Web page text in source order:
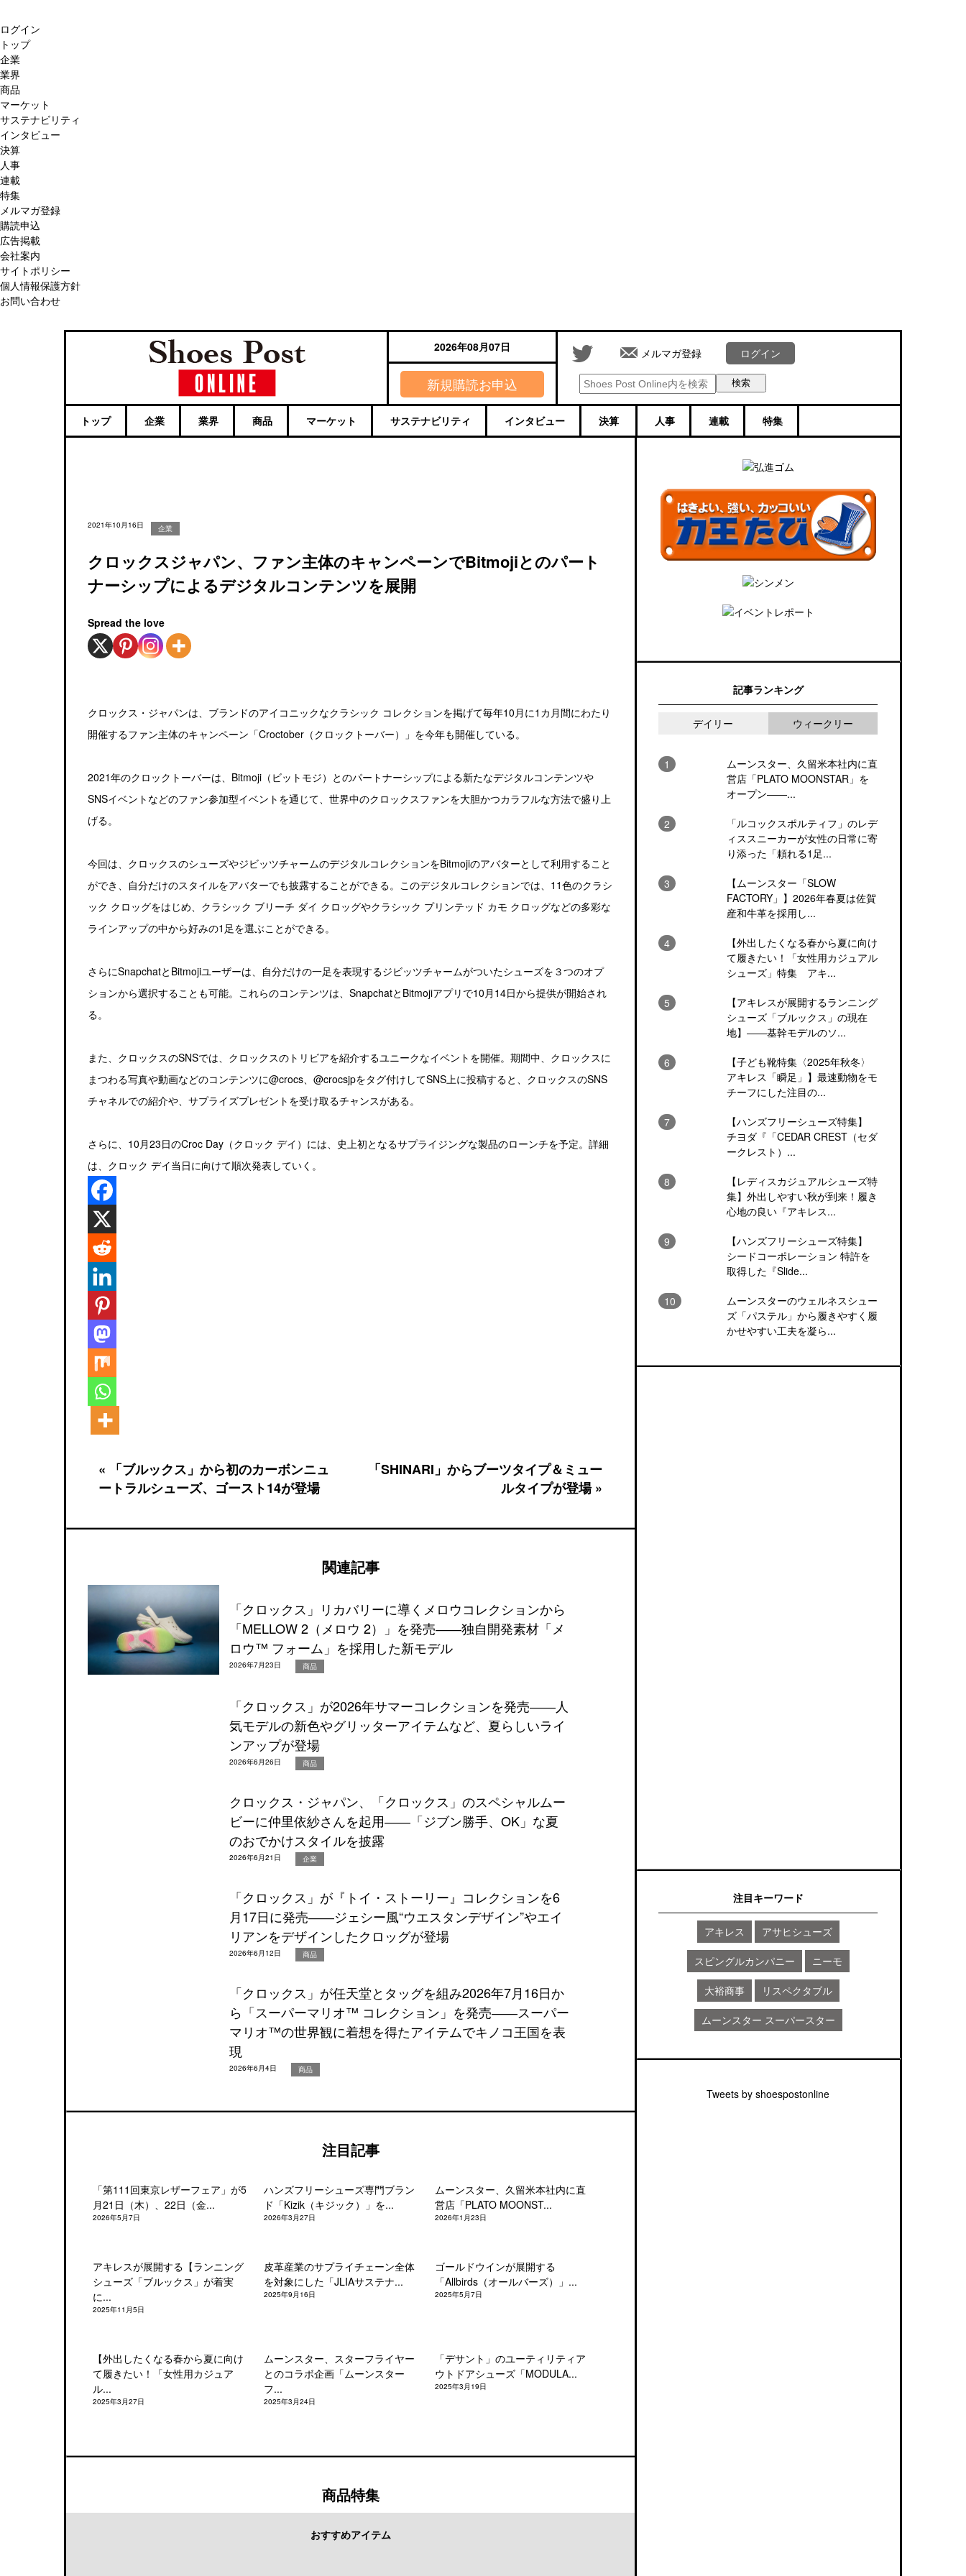
ログイン
トップ
企業
業界
商品
マーケット
サステナビリティ
インタビュー
決算
人事
連載
特集
メルマガ登録
購読申込
広告掲載
会社案内
サイトポリシー
個人情報保護方針
お問い合わせ
2026年08月07日
新規購読お申込
メルマガ登録 ログイン
トップ 企業 業界 商品 マーケット サステナビリティ インタビュー 決算 人事 連載 特集
2021年10月16日 企業
クロックスジャパン、ファン主体のキャンペーンでBitmojiとのパート
ナーシップによるデジタルコンテンツを展開
Spread the love
クロックス・ジャパンは、ブランドのアイコニックなクラシック コレクションを掲げて毎年10月に1カ月間にわたり
開催するファン主体のキャンペーン「Croctober（クロックトーバー）」を今年も開催している。
2021年のクロックトーバーは、Bitmoji（ビットモジ）とのパートナーシップによる新たなデジタルコンテンツや
SNSイベントなどのファン参加型イベントを通じて、世界中のクロックスファンを大胆かつカラフルな方法で盛り上
げる。
今回は、クロックスのシューズやジビッツチャームのデジタルコレクションをBitmojiのアバターとして利用すること
ができ、自分だけのスタイルをアバターでも披露することができる。このデジタルコレクションでは、11色のクラシ
ック クロッグをはじめ、クラシック ブリーチ ダイ クロッグやクラシック プリンテッド カモ クロッグなどの多彩な
ラインアップの中から好みの1足を選ぶことができる。
さらにSnapchatとBitmojiユーザーは、自分だけの一足を表現するジビッツチャームがついたシューズを３つのオプ
ションから選択することも可能。これらのコンテンツは、SnapchatとBitmojiアプリで10月14日から提供が開始され
る。
また、クロックスのSNSでは、クロックスのトリビアを紹介するユニークなイベントを開催。期間中、クロックスに
まつわる写真や動画などのコンテンツに@crocs、@crocsjpをタグ付けしてSNS上に投稿すると、クロックスのSNS
チャネルでの紹介や、サプライズプレゼントを受け取るチャンスがある。
さらに、10月23日のCroc Day（クロック デイ）には、史上初となるサプライジングな製品のローンチを予定。詳細
は、クロック デイ当日に向けて順次発表していく。
« 「ブルックス」から初のカーボンニュ
ートラルシューズ、ゴースト14が登場
「SHINARI」からブーツタイプ＆ミュー
ルタイプが登場 »
関連記事
「クロックス」リカバリーに導くメロウコレクションから
「MELLOW 2（メロウ 2）」を発売――独自開発素材「メ
ロウ™ フォーム」を採用した新モデル
2026年7月23日 商品
「クロックス」が2026年サマーコレクションを発売――人
気モデルの新色やグリッターアイテムなど、夏らしいライ
ンアップが登場
2026年6月26日 商品
クロックス・ジャパン、「クロックス」のスペシャルムー
ビーに仲里依紗さんを起用――「ジブン勝手、OK」な夏
のおでかけスタイルを披露
2026年6月21日 企業
「クロックス」が『トイ・ストーリー』コレクションを6
月17日に発売――ジェシー風“ウエスタンデザイン”やエイ
リアンをデザインしたクロッグが登場
2026年6月12日 商品
「クロックス」が任天堂とタッグを組み2026年7月16日か
ら「スーパーマリオ™ コレクション」を発売――スーパー
マリオ™の世界観に着想を得たアイテムでキノコ王国を表
現
2026年6月4日 商品
注目記事
「第111回東京レザーフェア」が5
月21日（木）、22日（金...
2026年5月7日
ハンズフリーシューズ専門ブラン
ド「Kizik（キジック）」を...
2026年3月27日
ムーンスター、久留米本社内に直
営店「PLATO MOONST...
2026年1月23日
アキレスが展開する【ランニング
シューズ「ブルックス」が着実
に...
2025年11月5日
皮革産業のサプライチェーン全体
を対象にした「JLIAサステナ...
2025年9月16日
ゴールドウインが展開する
「Allbirds（オールバーズ）」...
2025年5月7日
【外出したくなる春から夏に向け
て履きたい！「女性用カジュア
ル...
2025年3月27日
ムーンスター、スターフライヤー
とのコラボ企画「ムーンスター
フ...
2025年3月24日
「デサント」のユーティリティア
ウトドアシューズ「MODULA...
2025年3月19日
商品特集
おすすめアイテム
記事ランキング
デイリー ウィークリー
ムーンスター、久留米本社内に直
営店「PLATO MOONSTAR」を
オープン――...
「ルコックスポルティフ」のレデ
ィススニーカーが女性の日常に寄
り添った「頼れる1足...
【ムーンスター「SLOW
FACTORY」】2026年春夏は佐賀
産和牛革を採用し...
【外出したくなる春から夏に向け
て履きたい！「女性用カジュアル
シューズ」特集 アキ...
【アキレスが展開するランニング
シューズ「ブルックス」の現在
地】――基幹モデルのソ...
【子ども靴特集〈2025年秋冬〉
アキレス「瞬足」】最速動物をモ
チーフにした注目の...
【ハンズフリーシューズ特集】
チヨダ『「CEDAR CREST（セダ
ークレスト）...
【レディスカジュアルシューズ特
集】外出しやすい秋が到来！履き
心地の良い『アキレス...
【ハンズフリーシューズ特集】
シードコーポレーション 特許を
取得した『Slide...
ムーンスターのウェルネスシュー
ズ「パステル」から履きやすく履
かせやすい工夫を凝ら...
注目キーワード
アキレス アサヒシューズ
スピングルカンパニー ニーモ
大裕商事 リスペクタブル
ムーンスター スーパースター
Tweets by shoespostonline